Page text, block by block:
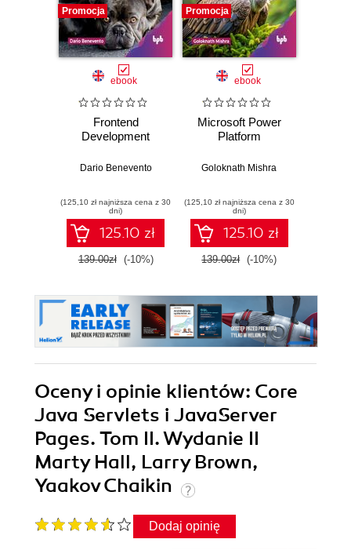
Promocja
ebook
Frontend
Development
Dario Benevento
(125,10 zł najniższa cena z 30
dni)
125.10 zł
139.00zł (-10%)
Promocja
ebook
Microsoft Power
Platform
Goloknath Mishra
(125,10 zł najniższa cena z 30
dni)
125.10 zł
139.00zł (-10%)
Oceny i opinie klientów: Core
Java Servlets i JavaServer
Pages. Tom II. Wydanie II
Marty Hall, Larry Brown,
Yaakov Chaikin
Dodaj opinię